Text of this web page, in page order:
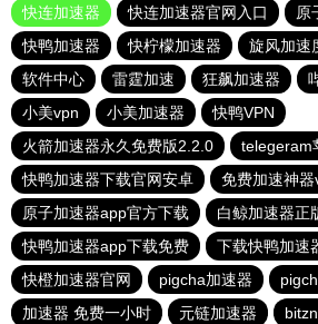
快连加速器
快连加速器官网入口
原
快鸭加速器
快柠檬加速器 旋风加速
软件中心
雷霆加速 狂飙加速器
小美vpn
小美加速器
快鸭VPN
火箭加速器永久免费版2.2.0
telegeram
快鸭加速器下载官网安卓
免费加速神器
原子加速器app官方下载
白鲸加速器正
快鸭加速器app下载免费
下载快鸭加速
快橙加速器官网
pigcha加速器
加速器 免费一小时
元链加速器